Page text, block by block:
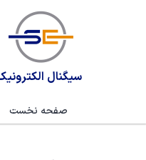
صفحه نخست
سیگنال